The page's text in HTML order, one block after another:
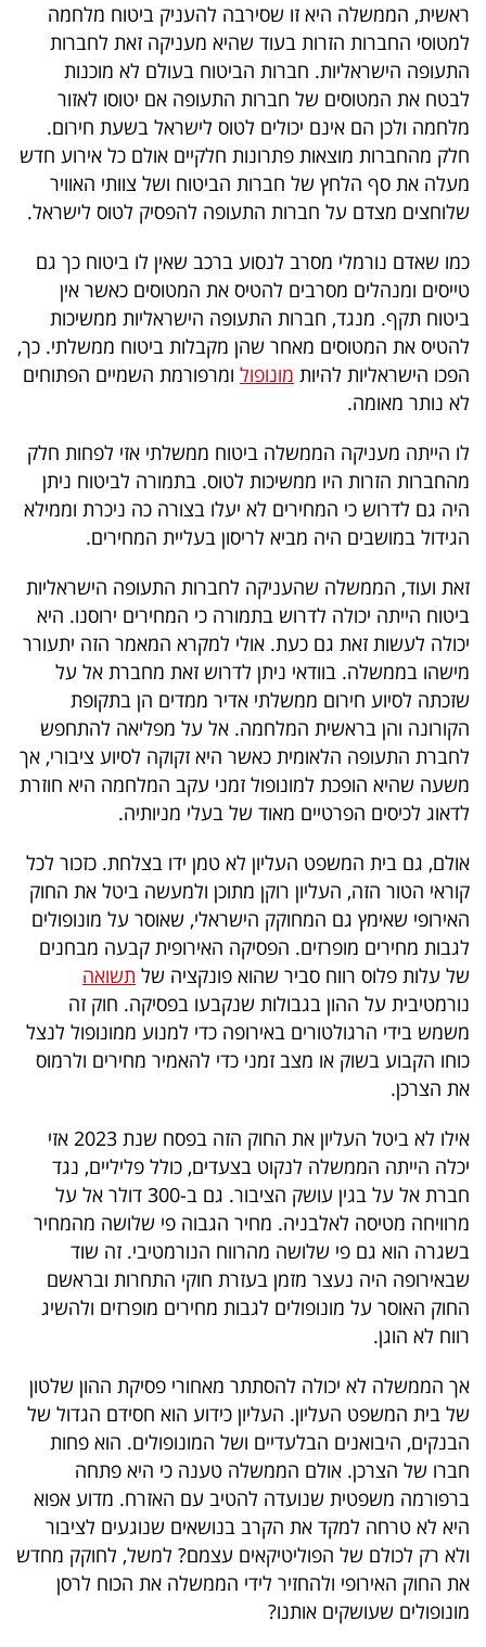
מייל
אדום
פרסמו
עקבו
אחרינו:
ראשית, הממשלה היא זו שסירבה להעניק ביטוח מלחמה
למטוסי החברות הזרות בעוד שהיא מעניקה זאת לחברות
התעופה הישראליות. חברות הביטוח בעולם לא מוכנות
לבטח את המטוסים של חברות התעופה אם יטוסו לאזור
מלחמה ולכן הם אינם יכולים לטוס לישראל בשעת חירום.
חלק מהחברות מוצאות פתרונות חלקיים אולם כל אירוע חדש
מעלה את סף הלחץ של חברות הביטוח ושל צוותי האוויר
שלוחצים מצדם על חברות התעופה להפסיק לטוס לישראל.
כמו שאדם נורמלי מסרב לנסוע ברכב שאין לו ביטוח כך גם
טייסים ומנהלים מסרבים להטיס את המטוסים כאשר אין
ביטוח תקף. מנגד, חברות התעופה הישראליות ממשיכות
להטיס את המטוסים מאחר שהן מקבלות ביטוח ממשלתי. כך,
הפכו הישראליות להיות מונופול ומרפורמת השמיים הפתוחים
לא נותר מאומה.
לו הייתה מעניקה הממשלה ביטוח ממשלתי אזי לפחות חלק
מהחברות הזרות היו ממשיכות לטוס. בתמורה לביטוח ניתן
היה גם לדרוש כי המחירים לא יעלו בצורה כה ניכרת וממילא
הגידול במושבים היה מביא לריסון בעליית המחירים.
זאת ועוד, הממשלה שהעניקה לחברות התעופה הישראליות
ביטוח הייתה יכולה לדרוש בתמורה כי המחירים ירוסנו. היא
יכולה לעשות זאת גם כעת. אולי למקרא המאמר הזה יתעורר
מישהו בממשלה. בוודאי ניתן לדרוש זאת מחברת אל על
שזכתה לסיוע חירום ממשלתי אדיר ממדים הן בתקופת
הקורונה והן בראשית המלחמה. אל על מפליאה להתחפש
לחברת התעופה הלאומית כאשר היא זקוקה לסיוע ציבורי, אך
משעה שהיא הופכת למונופול זמני עקב המלחמה היא חוזרת
לדאוג לכיסים הפרטיים מאוד של בעלי מניותיה.
אולם, גם בית המשפט העליון לא טמן ידו בצלחת. כזכור לכל
קוראי הטור הזה, העליון רוקן מתוכן ולמעשה ביטל את החוק
האירופי שאימץ גם המחוקק הישראלי, שאוסר על מונופולים
לגבות מחירים מופרזים. הפסיקה האירופית קבעה מבחנים
של עלות פלוס רווח סביר שהוא פונקציה של תשואה
נורמטיבית על ההון בגבולות שנקבעו בפסיקה. חוק זה
משמש בידי הרגולטורים באירופה כדי למנוע ממונופול לנצל
כוחו הקבוע בשוק או מצב זמני כדי להאמיר מחירים ולרמוס
את הצרכן.
אילו לא ביטל העליון את החוק הזה בפסח שנת 2023 אזי
יכלה הייתה הממשלה לנקוט בצעדים, כולל פליליים, נגד
חברת אל על בגין עושק הציבור. גם ב-300 דולר אל על
מרוויחה מטיסה לאלבניה. מחיר הגבוה פי שלושה מהמחיר
בשגרה הוא גם פי שלושה מהרווח הנורמטיבי. זה שוד
שבאירופה היה נעצר מזמן בעזרת חוקי התחרות ובראשם
החוק האוסר על מונופולים לגבות מחירים מופרזים ולהשיג
רווח לא הוגן.
אך הממשלה לא יכולה להסתתר מאחורי פסיקת ההון שלטון
של בית המשפט העליון. העליון כידוע הוא חסידם הגדול של
הבנקים, היבואנים הבלעדיים ושל המונופולים. הוא פחות
חברו של הצרכן. אולם הממשלה טענה כי היא פתחה
ברפורמה משפטית שנועדה להטיב עם האזרח. מדוע אפוא
היא לא טרחה למקד את הקרב בנושאים שנוגעים לציבור
ולא רק לכולם של הפוליטיקאים עצמם? למשל, לחוקק מחדש
את החוק האירופי ולהחזיר לידי הממשלה את הכוח לרסן
מונופולים שעושקים אותנו?